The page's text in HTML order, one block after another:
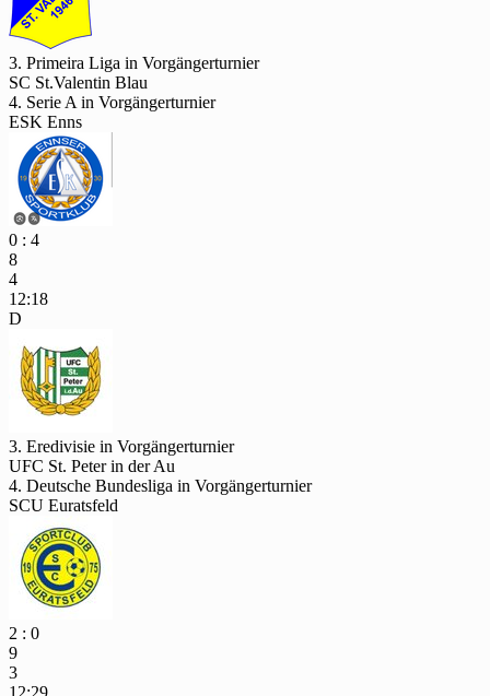
3. Primeira Liga in Vorgängerturnier
SC St.Valentin Blau
4. Serie A in Vorgängerturnier
ESK Enns
0 : 4
8
4
12:18
D
3. Eredivisie in Vorgängerturnier
UFC St. Peter in der Au
4. Deutsche Bundesliga in Vorgängerturnier
SCU Euratsfeld
2 : 0
9
3